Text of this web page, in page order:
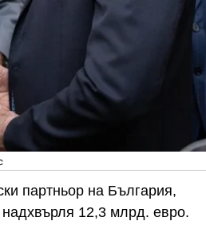
партньор на България,
надхвърля 12,3 млрд. евро.